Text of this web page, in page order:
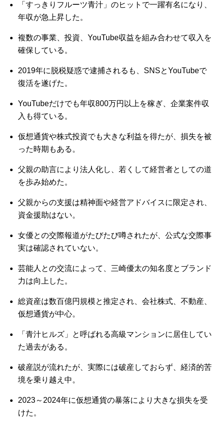
「すっきりフルーツ青汁」のヒットで一躍有名になり、
年収が急上昇した。
複数の事業、投資、YouTube収益を組み合わせて収入を
確保している。
2019年に脱税疑惑で逮捕されるも、SNSとYouTubeで
復活を遂げた。
YouTubeだけでも年収800万円以上を稼ぎ、企業案件収
入も得ている。
仮想通貨や株式投資でも大きな利益を得たが、損失を被
った時期もある。
父親の助言により法人化し、若くして経営者としての道
を歩み始めた。
父親からの支援は精神面や経営アドバイスに限定され、
資金援助はない。
女優との交際報道がたびたび噂されたが、公式な交際事
実は確認されていない。
芸能人との交流によって、三崎優太の知名度とブランド
力は向上した。
総資産は数百億円規模と推定され、会社株式、不動産、
仮想通貨が中心。
「青汁ヒルズ」と呼ばれる高級マンションに居住してい
た過去がある。
破産説が流れたが、実際には破産しておらず、経済的苦
境を乗り越え中。
2023～2024年に仮想通貨の暴落により大きな損失を受
けた。